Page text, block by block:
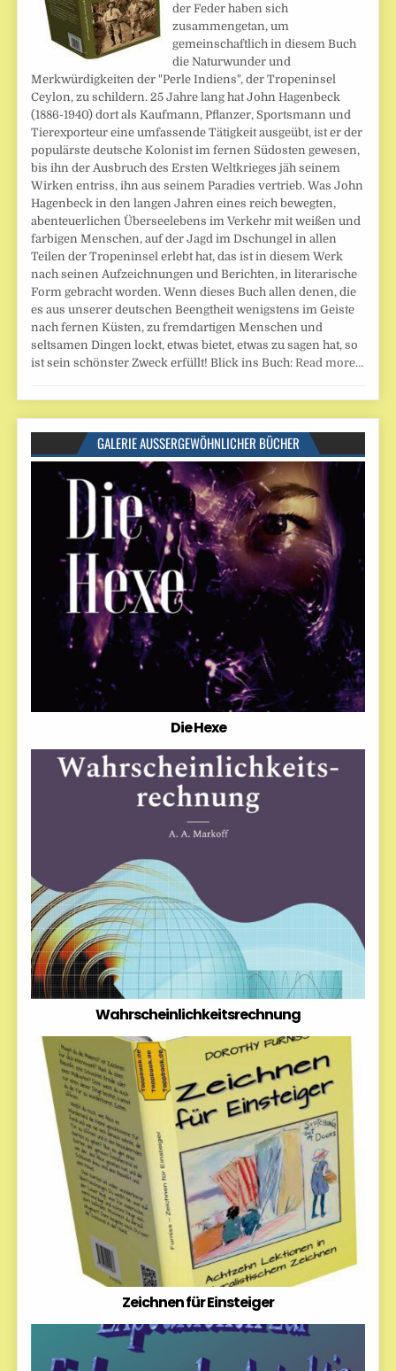
der Feder haben sich
zusammengetan, um
gemeinschaftlich in diesem Buch
die Naturwunder und
Merkwürdigkeiten der "Perle Indiens", der Tropeninsel
Ceylon, zu schildern. 25 Jahre lang hat John Hagenbeck
(1886-1940) dort als Kaufmann, Pflanzer, Sportsmann und
Tierexporteur eine umfassende Tätigkeit ausgeübt, ist er der
populärste deutsche Kolonist im fernen Südosten gewesen,
bis ihn der Ausbruch des Ersten Weltkrieges jäh seinem
Wirken entriss, ihn aus seinem Paradies vertrieb. Was John
Hagenbeck in den langen Jahren eines reich bewegten,
abenteuerlichen Überseelebens im Verkehr mit weißen und
farbigen Menschen, auf der Jagd im Dschungel in allen
Teilen der Tropeninsel erlebt hat, das ist in diesem Werk
nach seinen Aufzeichnungen und Berichten, in literarische
Form gebracht worden. Wenn dieses Buch allen denen, die
es aus unserer deutschen Beengtheit wenigstens im Geiste
nach fernen Küsten, zu fremdartigen Menschen und
seltsamen Dingen lockt, etwas bietet, etwas zu sagen hat, so
ist sein schönster Zweck erfüllt! Blick ins Buch: Read more…
GALERIE AUSSERGEWÖHNLICHER BÜCHER
Die Hexe
Wahrscheinlichkeitsrechnung
Zeichnen für Einsteiger